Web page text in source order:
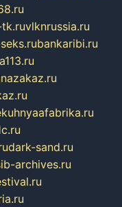
vlknrussia.ru
bankaribi.ru
dark-sand.ru
archives.ru